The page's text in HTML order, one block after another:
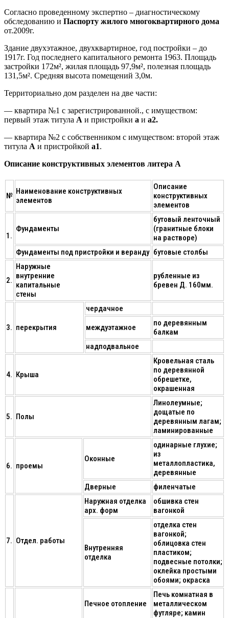
Согласно проведенному экспертно – диагностическому
обследованию и Паспорту жилого многоквартирного дома
от.2009г.
Здание двухэтажное, двухквартирное, год постройки – до
1917г. Год последнего капитального ремонта 1963. Площадь
застройки 172м², жилая площадь 97,9м², полезная площадь
131,5м². Средняя высота помещений 3,0м.
Территориально дом разделен на две части:
— квартира №1 с зарегистрированной., с имуществом:
первый этаж титула А и пристройки а и а2.
— квартира №2 с собственником с имуществом: второй этаж
титула А и пристройкой а1.
Описание конструктивных элементов литера А
№ Наименование конструктивных
элементов
Описание
конструктивных
элементов
1.
Фундаменты
бутовый ленточный
(гранитные блоки
на растворе)
Фундаменты под пристройки и веранду бутовые столбы
2.
Наружные
внутренние
капитальные
стены
рубленные из
бревен Д. 160мм.
3. перекрытия
чердачное
междуэтажное
по деревянным
балкам
надподвальное
4. Крыша
Кровельная сталь
по деревянной
обрешетке,
окрашенная
5. Полы
Линолеумные;
дощатые по
деревянным лагам;
ламинированные
6. проемы
Оконные
одинарные глухие;
из
металлопластика,
деревянные
Дверные
филенчатые
7. Отдел. работы
Наружная отделка
арх. форм
обшивка стен
вагонкой
Внутренняя
отделка
отделка стен
вагонкой;
облицовка стен
пластиком;
подвесные потолки;
оклейка простыми
обоями; окраска
Печное отопление
Печь комнатная в
металлическом
футляре; камин